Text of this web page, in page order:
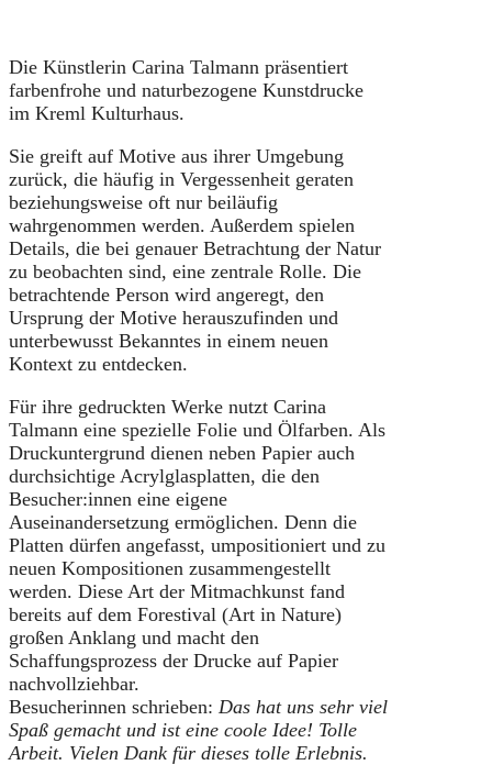
Die Künstlerin Carina Talmann präsentiert
farbenfrohe und naturbezogene Kunstdrucke
im Kreml Kulturhaus.
Sie greift auf Motive aus ihrer Umgebung
zurück, die häufig in Vergessenheit geraten
beziehungsweise oft nur beiläufig
wahrgenommen werden. Außerdem spielen
Details, die bei genauer Betrachtung der Natur
zu beobachten sind, eine zentrale Rolle. Die
betrachtende Person wird angeregt, den
Ursprung der Motive herauszufinden und
unterbewusst Bekanntes in einem neuen
Kontext zu entdecken.
Für ihre gedruckten Werke nutzt Carina
Talmann eine spezielle Folie und Ölfarben. Als
Druckuntergrund dienen neben Papier auch
durchsichtige Acrylglasplatten, die den
Besucher:innen eine eigene
Auseinandersetzung ermöglichen. Denn die
Platten dürfen angefasst, umpositioniert und zu
neuen Kompositionen zusammengestellt
werden. Diese Art der Mitmachkunst fand
bereits auf dem Forestival (Art in Nature)
großen Anklang und macht den
Schaffungsprozess der Drucke auf Papier
nachvollziehbar.
Besucherinnen schrieben: Das hat uns sehr viel
Spaß gemacht und ist eine coole Idee! Tolle
Arbeit. Vielen Dank für dieses tolle Erlebnis.